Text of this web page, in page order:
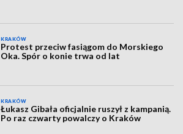
KRAKÓW
Protest przeciw fasiągom do Morskiego
Oka. Spór o konie trwa od lat
KRAKÓW
Łukasz Gibała oficjalnie ruszył z kampanią.
Po raz czwarty powalczy o Kraków